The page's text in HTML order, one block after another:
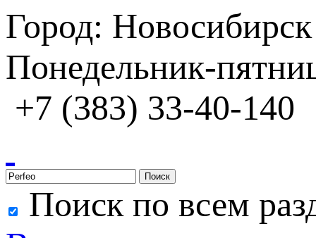
Город: Новосибирск
Понедельник-
+7 (383) 33-40-140
Поиск
Поиск по всем